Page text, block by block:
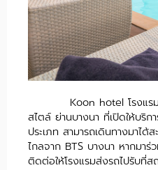
Koon hotel โรงแ
สไตล์ ย่านบางนา ที่เปิดให้บริ
ประเภท สามารถเดินทางมาไ
ไกลจาก BTS บางนา หากมาร่
ติดต่อให้โรงแรมส่งรถไปรับที่ส